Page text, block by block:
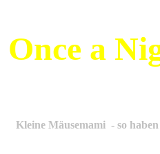
Once a
Kleine Mäusemami - so